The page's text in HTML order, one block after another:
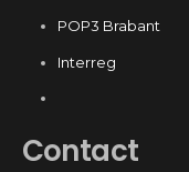
POP3 Brabant
Interreg
Contact